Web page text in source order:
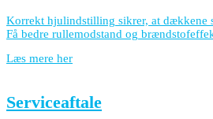
Korrekt hjulindstilling sikrer, at dækkene
Få bedre rullemodstand og
Læs mere her
Serviceaftale